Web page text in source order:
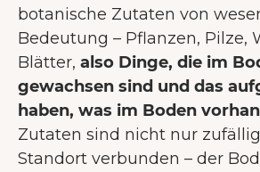
botanische Zutaten von
Bedeutung – Pflanzen, Pilze,
Blätter, also Dinge, die im
gewachsen sind und das
haben, was im Boden
Zutaten sind nicht nur
Standort verbunden – der